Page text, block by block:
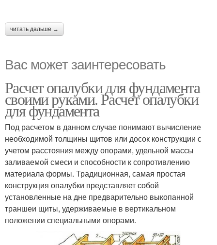
читать дальше →
Вас может заинтересовать
Расчет опалубки для фундамента
своими руками. Расчет опалубки
для фундамента
Под расчетом в данном случае понимают вычисление
необходимой толщины щитов или досок конструкции с
учетом расстояния между опорами, удельной массы
заливаемой смеси и способности к сопротивлению
материала формы. Традиционная, самая простая
конструкция опалубки представляет собой
установленные на дне предварительно выкопанной
траншеи щиты, удерживаемые в вертикальном
положении специальными опорами.